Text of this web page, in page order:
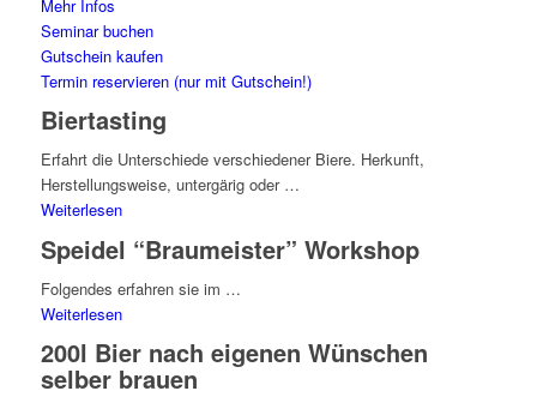
Mehr Infos
Seminar buchen
Gutschein kaufen
Termin reservieren (nur mit Gutschein!)
Biertasting
Erfahrt die Unterschiede verschiedener Biere. Herkunft,
Herstellungsweise, untergärig oder …
Weiterlesen
Speidel “Braumeister” Workshop
Folgendes erfahren sie im …
Weiterlesen
200l Bier nach eigenen Wünschen
selber brauen